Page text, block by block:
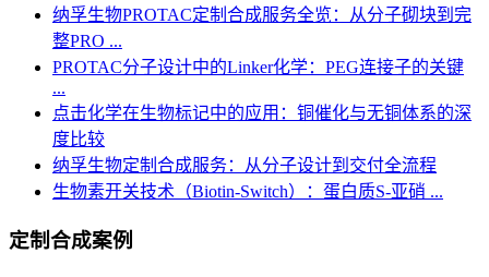
纳孚生物PROTAC定制合成服务全览：从分子砌块到完
整PRO ...
PROTAC分子设计中的Linker化学：PEG连接子的关键
...
点击化学在生物标记中的应用：铜催化与无铜体系的深
度比较
纳孚生物定制合成服务：从分子设计到交付全流程
生物素开关技术（Biotin-Switch）：蛋白质S-亚硝 ...
定制合成案例